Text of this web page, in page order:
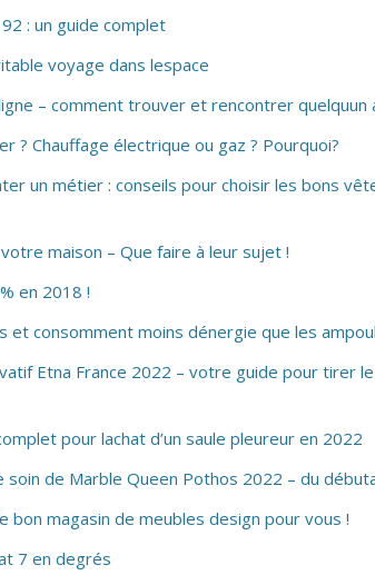
: un guide complet
voyage dans lespace
– comment trouver et rencontrer quelquun
? Chauffage électrique ou gaz ? Pourquoi?
un métier : conseils pour choisir les bons
maison – Que faire à leur sujet !
en 2018 !
et consomment moins dénergie que les
Etna France 2022 – votre guide pour tirer
pour lachat d’un saule pleureur en 2022
de Marble Queen Pothos 2022 – du
bon magasin de meubles design pour vous !
7 en degrés